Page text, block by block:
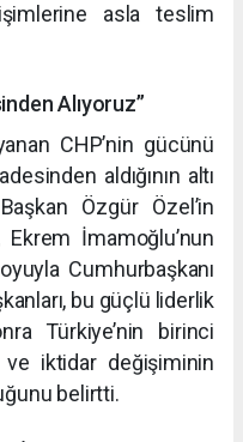
asla teslim
Alıyoruz”
CHP’nin gücünü
aldığının altı
Özgür Özel’in
İmamoğlu’nun
Cumhurbaşkanı
bu güçlü liderlik
Türkiye’nin birinci
ve iktidar değişiminin
belirtti.